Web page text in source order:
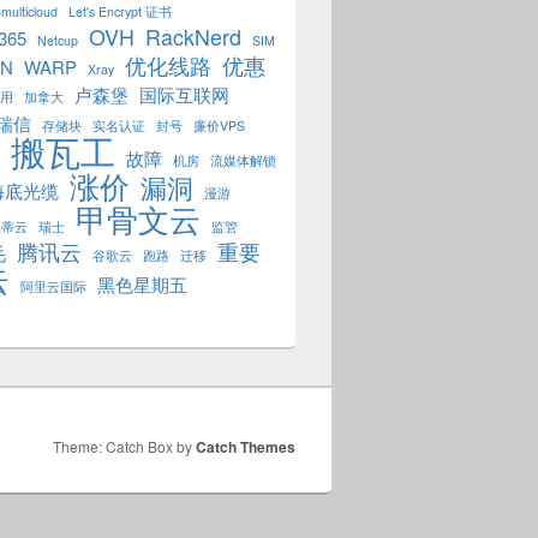
Let's Encrypt 证书
Netcup OVH RackNerd SIM
WARP Xray 优化线路 优惠
加拿大 卢森堡 国际互联网
信 存储块 实名认证 封号 廉价VPS
搬瓦工 故障 机房 流媒体解锁
底光缆 涨价 漏洞
漫游
云 瑞士 甲骨文云 监管
腾讯云 谷歌云 跑路 迁移 重要
阿里云国际 黑色星期五
Theme: Catch Box byCatch Themes